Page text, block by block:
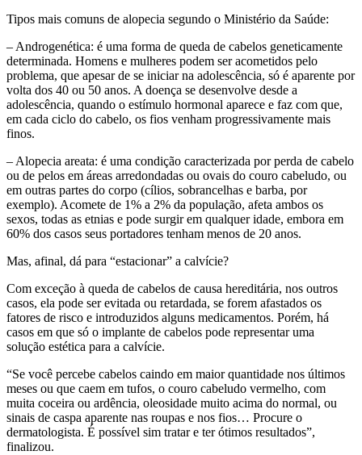
Tipos mais comuns de alopecia segundo o Ministério da Saúde:
– Androgenética: é uma forma de queda de cabelos geneticamente
determinada. Homens e mulheres podem ser acometidos pelo
problema, que apesar de se iniciar na adolescência, só é aparente por
volta dos 40 ou 50 anos. A doença se desenvolve desde a
adolescência, quando o estímulo hormonal aparece e faz com que,
em cada ciclo do cabelo, os fios venham progressivamente mais
finos.
– Alopecia areata: é uma condição caracterizada por perda de cabelo
ou de pelos em áreas arredondadas ou ovais do couro cabeludo, ou
em outras partes do corpo (cílios, sobrancelhas e barba, por
exemplo). Acomete de 1% a 2% da população, afeta ambos os
sexos, todas as etnias e pode surgir em qualquer idade, embora em
60% dos casos seus portadores tenham menos de 20 anos.
Mas, afinal, dá para “estacionar” a calvície?
Com exceção à queda de cabelos de causa hereditária, nos outros
casos, ela pode ser evitada ou retardada, se forem afastados os
fatores de risco e introduzidos alguns medicamentos. Porém, há
casos em que só o implante de cabelos pode representar uma
solução estética para a calvície.
“Se você percebe cabelos caindo em maior quantidade nos últimos
meses ou que caem em tufos, o couro cabeludo vermelho, com
muita coceira ou ardência, oleosidade muito acima do normal, ou
sinais de caspa aparente nas roupas e nos fios… Procure o
dermatologista. É possível sim tratar e ter ótimos resultados”,
finalizou.